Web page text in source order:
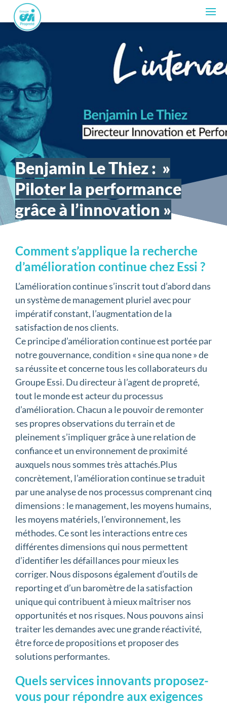
Benjamin Le Thiez : »
Piloter la performance
grâce à l’innovation »
Comment s’applique la recherche
d’amélioration continue chez Essi ?
L’amélioration continue s’inscrit tout d’abord dans
un système de management pluriel avec pour
impératif constant, l’augmentation de la
satisfaction de nos clients.
Ce principe d’amélioration continue est portée par
notre gouvernance, condition « sine qua none » de
sa réussite et concerne tous les collaborateurs du
Groupe Essi. Du directeur à l’agent de propreté,
tout le monde est acteur du processus
d’amélioration. Chacun a le pouvoir de remonter
ses propres observations du terrain et de
pleinement s’impliquer grâce à une relation de
confiance et un environnement de proximité
auxquels nous sommes très attachés.Plus
concrètement, l’amélioration continue se traduit
par une analyse de nos processus comprenant cinq
dimensions : le management, les moyens humains,
les moyens matériels, l’environnement, les
méthodes. Ce sont les interactions entre ces
différentes dimensions qui nous permettent
d’identifier les défaillances pour mieux les
corriger. Nous disposons également d’outils de
reporting et d’un baromètre de la satisfaction
unique qui contribuent à mieux maîtriser nos
opportunités et nos risques. Nous pouvons ainsi
traiter les demandes avec une grande réactivité,
être force de propositions et proposer des
solutions performantes.
Quels services innovants proposez-
vous pour répondre aux exigences